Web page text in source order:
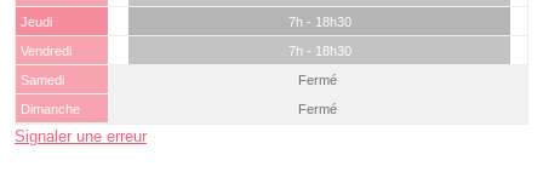
Jeudi
7h - 18h30
Vendredi
7h - 18h30
Samedi
Fermé
Dimanche
Fermé
Signaler une erreur